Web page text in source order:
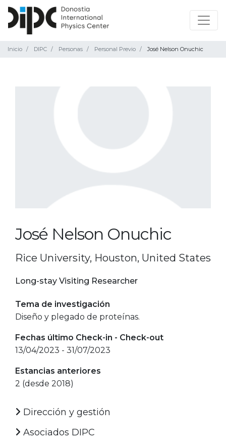
Inicio DIPC Personas Personal Previo José Nelson Onuchic
José Nelson Onuchic
Rice University, Houston, United States
Long-stay Visiting Researcher
Tema de investigación
Diseño y plegado de proteínas.
Fechas último Check-in - Check-out
13/04/2023 - 31/07/2023
Estancias anteriores
2 (desde 2018)
Dirección y gestión
Asociados DIPC